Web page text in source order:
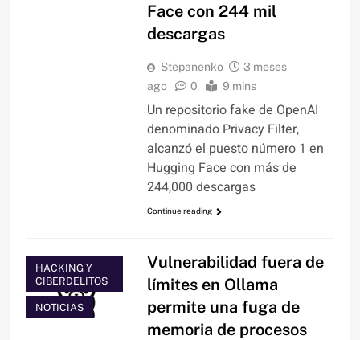
Face con 244 mil
descargas
Stepanenko
3 meses
ago
0 9 mins
Un repositorio fake de OpenAI
denominado Privacy Filter,
alcanzó el puesto número 1 en
Hugging Face con más de
244,000 descargas
Continue reading
HACKING Y
CIBERDELITOS
NOTICIAS
Vulnerabilidad fuera de
límites en Ollama
permite una fuga de
memoria de procesos